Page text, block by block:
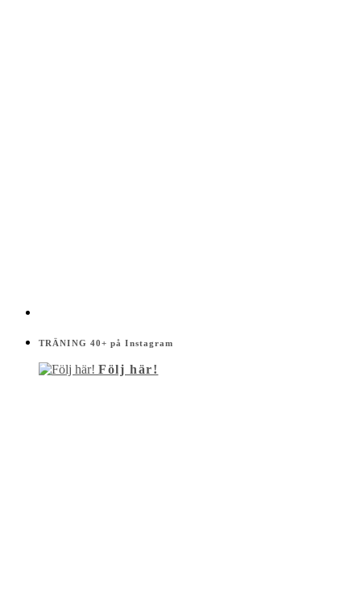
TRÄNING 40+ på Instagram
Följ här!